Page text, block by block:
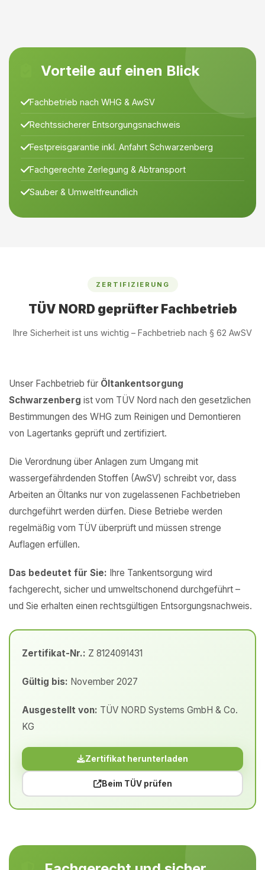
Vorteile auf einen Blick
Fachbetrieb nach WHG & AwSV
Rechtssicherer Entsorgungsnachweis
Festpreisgarantie inkl. Anfahrt Schwarzenberg
Fachgerechte Zerlegung & Abtransport
Sauber & Umweltfreundlich
ZERTIFIZIERUNG
TÜV NORD geprüfter Fachbetrieb
Ihre Sicherheit ist uns wichtig – Fachbetrieb nach § 62 AwSV
Unser Fachbetrieb für Öltankentsorgung
Schwarzenberg ist vom TÜV Nord nach den gesetzlichen
Bestimmungen des WHG zum Reinigen und Demontieren
von Lagertanks geprüft und zertifiziert.
Die Verordnung über Anlagen zum Umgang mit
wassergefährdenden Stoffen (AwSV) schreibt vor, dass
Arbeiten an Öltanks nur von zugelassenen Fachbetrieben
durchgeführt werden dürfen. Diese Betriebe werden
regelmäßig vom TÜV überprüft und müssen strenge
Auflagen erfüllen.
Das bedeutet für Sie: Ihre Tankentsorgung wird
fachgerecht, sicher und umweltschonend durchgeführt –
und Sie erhalten einen rechtsgültigen Entsorgungsnachweis.
Zertifikat-Nr.: Z 8124091431
Gültig bis: November 2027
Ausgestellt von: TÜV NORD Systems GmbH & Co.
KG
Zertifikat herunterladen
Beim TÜV prüfen